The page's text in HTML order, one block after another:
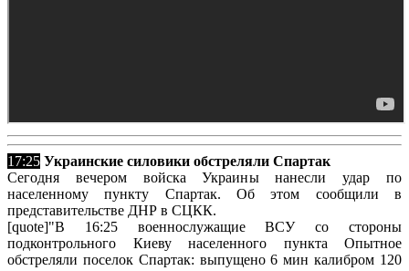
17:25 Украинские силовики обстреляли Спартак
Сегодня вечером войска Украины нанесли удар по
населенному пункту Спартак. Об этом сообщили в
представительстве ДНР в СЦКК.
[quote]"В 16:25 военнослужащие ВСУ со стороны
подконтрольного Киеву населенного пункта Опытное
обстреляли поселок Спартак: выпущено 6 мин калибром 120